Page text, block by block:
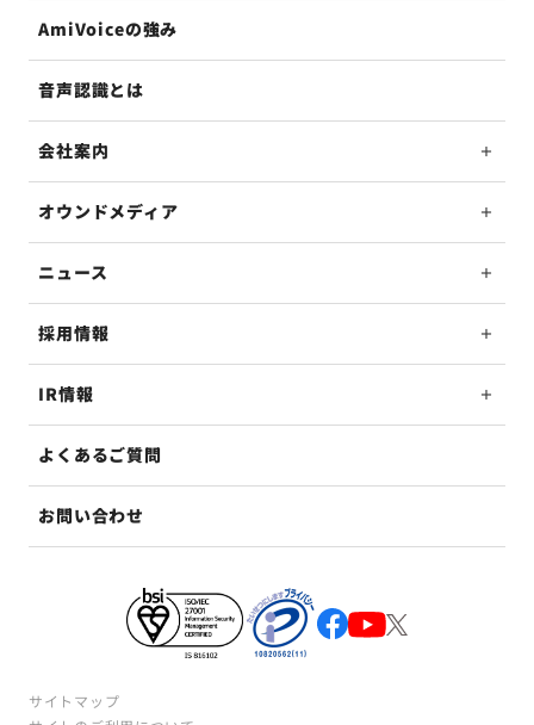
AmiVoiceの強み
音声認識とは
会社案内
オウンドメディア
ニュース
採用情報
IR情報
よくあるご質問
お問い合わせ
サイトマップ